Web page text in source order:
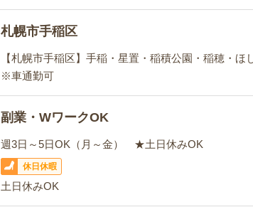
札幌市手稲区
【札幌市手稲区】手稲・星置・稲積公園・稲穂・ほ
※車通勤可
副業・WワークOK
週3日～5日OK（月～金） ★土日休みOK
休日休暇
土日休みOK